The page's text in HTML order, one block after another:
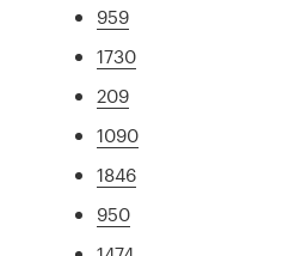
959
1730
209
1090
1846
950